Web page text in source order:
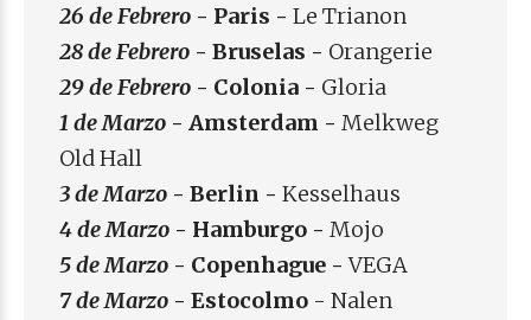
26 de Febrero - Paris - Le Trianon
28 de Febrero - Bruselas - Orangerie
29 de Febrero - Colonia - Gloria
1 de Marzo - Amsterdam - Melkweg
Old Hall
3 de Marzo - Berlin - Kesselhaus
4 de Marzo - Hamburgo - Mojo
5 de Marzo - Copenhague -VEGA
7 de Marzo - Estocolmo - Nalen